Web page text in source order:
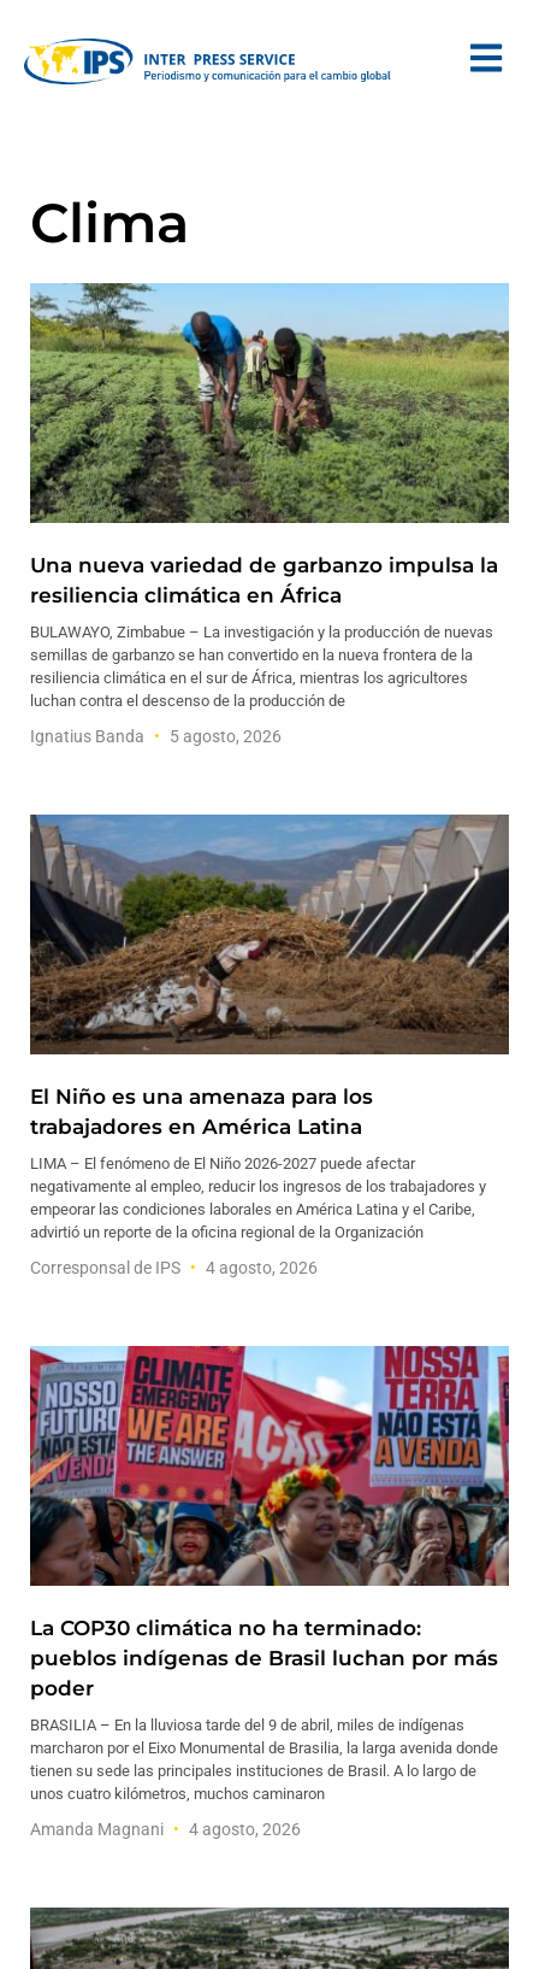
Clima
Una nueva variedad de garbanzo impulsa la
resiliencia climática en África
BULAWAYO, Zimbabue – La investigación y la producción de nuevas
semillas de garbanzo se han convertido en la nueva frontera de la
resiliencia climática en el sur de África, mientras los agricultores
luchan contra el descenso de la producción de
Ignatius Banda 5 agosto, 2026
El Niño es una amenaza para los
trabajadores en América Latina
LIMA – El fenómeno de El Niño 2026-2027 puede afectar
negativamente al empleo, reducir los ingresos de los trabajadores y
empeorar las condiciones laborales en América Latina y el Caribe,
advirtió un reporte de la oficina regional de la Organización
Corresponsal de IPS 4 agosto, 2026
La COP30 climática no ha terminado:
pueblos indígenas de Brasil luchan por más
poder
BRASILIA – En la lluviosa tarde del 9 de abril, miles de indígenas
marcharon por el Eixo Monumental de Brasilia, la larga avenida donde
tienen su sede las principales instituciones de Brasil. A lo largo de
unos cuatro kilómetros, muchos caminaron
Amanda Magnani 4 agosto, 2026